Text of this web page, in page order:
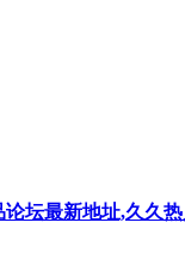
坛最新地址,久久